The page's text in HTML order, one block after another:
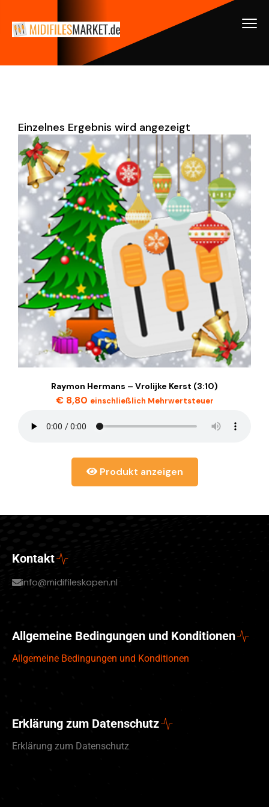
Einzelnes Ergebnis wird angezeigt
Raymon Hermans – Vrolijke Kerst (3:10)
€8,80 einschließlich Mehrwertsteuer
Produkt anzeigen
Kontakt
info@midifileskopen.nl
Allgemeine Bedingungen und Konditionen
Allgemeine Bedingungen und Konditionen
Erklärung zum Datenschutz
Erklärung zum Datenschutz